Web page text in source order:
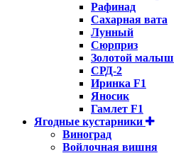
Рафинад
Сахарная вата
Лунный
Сюрприз
Золотой малыш
СРД-2
Иринка F1
Яносик
Гамлет F1
Ягодные кустарники
Виноград
Войлочная вишня